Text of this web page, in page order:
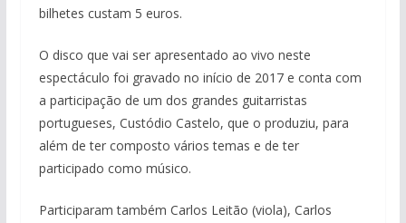
bilhetes custam 5 euros.
O disco que vai ser apresentado ao vivo neste
espectáculo foi gravado no início de 2017 e conta com
a participação de um dos grandes guitarristas
portugueses, Custódio Castelo, que o produziu, para
além de ter composto vários temas e de ter
participado como músico.
Participaram também Carlos Leitão (viola), Carlos